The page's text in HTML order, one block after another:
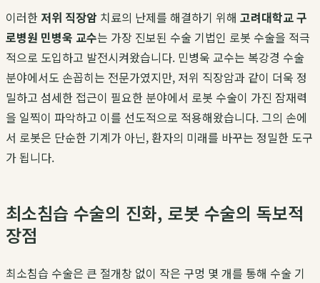
이러한 저위 직장암 치료의 난제를 해결하기 위해 고려대학교 구
로병원 민병욱 교수는 가장 진보된 수술 기법인 로봇 수술을 적극
적으로 도입하고 발전시켜왔습니다. 민병욱 교수는 복강경 수술
분야에서도 손꼽히는 전문가였지만, 저위 직장암과 같이 더욱 정
밀하고 섬세한 접근이 필요한 분야에서 로봇 수술이 가진 잠재력
을 일찍이 파악하고 이를 선도적으로 적용해왔습니다. 그의 손에
서 로봇은 단순한 기계가 아닌, 환자의 미래를 바꾸는 정밀한 도구
가 됩니다.
최소침습 수술의 진화, 로봇 수술의 독보적
장점
최소침습 수술은 큰 절개창 없이 작은 구멍 몇 개를 통해 수술 기